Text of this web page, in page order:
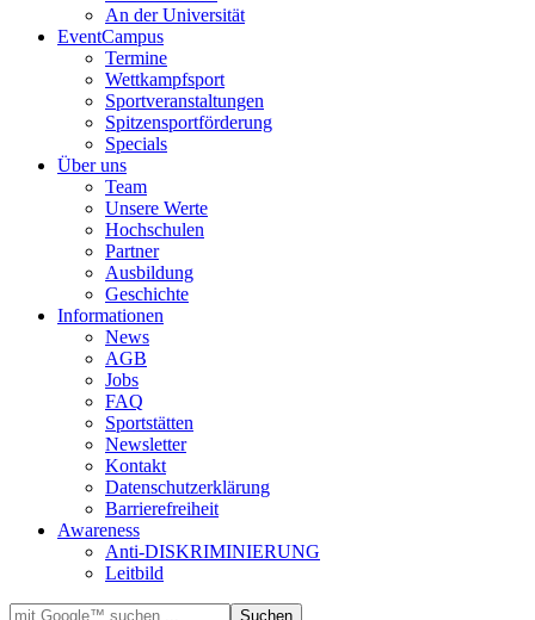
An der Universität
EventCampus
Termine
Wettkampfsport
Sportveranstaltungen
Spitzensportförderung
Specials
Über uns
Team
Unsere Werte
Hochschulen
Partner
Ausbildung
Geschichte
Informationen
News
AGB
Jobs
FAQ
Sportstätten
Newsletter
Kontakt
Datenschutzerklärung
Barrierefreiheit
Awareness
Anti-DISKRIMINIERUNG
Leitbild